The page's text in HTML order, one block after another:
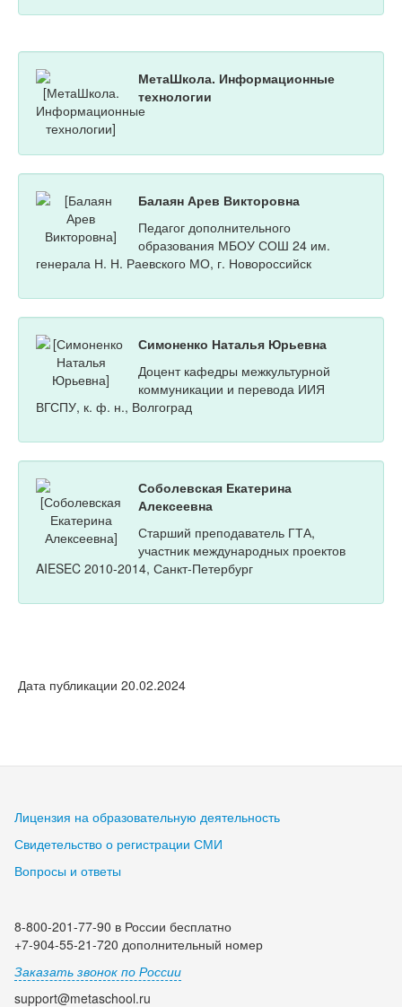
МетаШкола. Информационные
технологии
Балаян Арев Викторовна
Педагог дополнительного
образования МБОУ СОШ 24 им.
генерала Н. Н. Раевского МО, г. Новороссийск
Симоненко Наталья Юрьевна
Доцент кафедры межкультурной
коммуникации и перевода ИИЯ
ВГСПУ, к. ф. н., Волгоград
Соболевская Екатерина
Алексеевна
Старший преподаватель ГТА,
участник международных проектов
AIESEC 2010-2014, Санкт-Петербург
Дата публикации 20.02.2024
Лицензия на образовательную деятельность
Свидетельство о регистрации СМИ
Вопросы и ответы
8-800-201-77-90 в России бесплатно
+7-904-55-21-720 дополнительный номер
Заказать звонок по России
support@metaschool.ru